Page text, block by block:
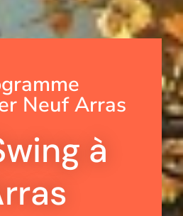
Neuf Arras
à